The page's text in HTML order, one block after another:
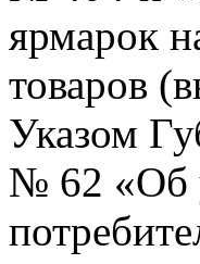
ярмарок
товаров
Указом
№ 62 «Об